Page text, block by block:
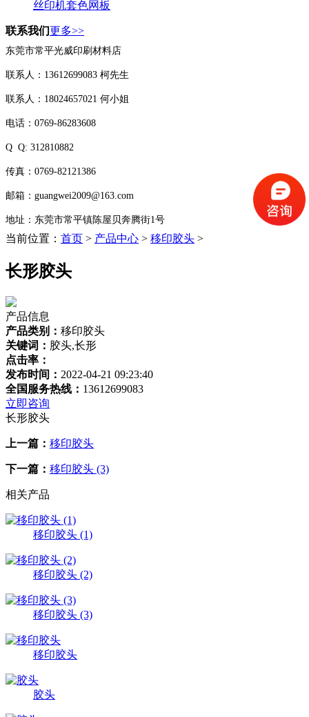
丝印机套色网板
联系我们更多>>
东莞市常平光威印刷材料店
联系人：13612699083 柯先生
联系人：18024657021 何小姐
电话：0769-86283608
Q Q: 312810882
传真：0769-82121386
邮箱：guangwei2009@163.com
地址：东莞市常平镇陈屋贝奔腾街1号
当前位置： 首页 > 产品中心 > 移印胶头 >
长形胶头
产品信息
产品类别： 移印胶头
关键词： 胶头,长形
点击率：
发布时间： 2022-04-21 09:23:40
全国服务热线： 13612699083
立即咨询
长形胶头
上一篇： 移印胶头
下一篇： 移印胶头 (3)
相关产品
移印胶头 (1)
移印胶头 (2)
移印胶头 (3)
移印胶头
胶头